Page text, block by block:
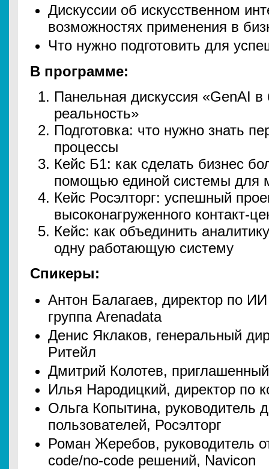
Дискуссии об искусственном
возможностях применения в
Что нужно подготовить для
В программе:
Панельная дискуссия «GenAI
реальность»
Подготовка: что нужно знать
процессы
Кейс Б1: как сделать бизнес
помощью единой системы для
Кейс Росэлторг: успешный
высоконагруженного контакт-
Кейс: как объединить
одну работающую систему
Спикеры:
Антон Балагаев, директор по
группа Arenadata
Денис Яклаков, генеральный
Ритейл
Дмитрий Колотев, приглашенный
Илья Народицкий, директор по
Ольга Копытина, руководитель
пользователей, Росэлторг
Роман Жеребов, руководитель
code/no-code решений, Navicon